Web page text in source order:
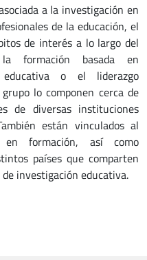
a la investigación en
de la educación, el
de interés a lo largo del
formación basada en
educativa o el liderazgo
lo componen cerca de
de diversas instituciones
están vinculados al
en formación, así como
países que comparten
investigación educativa.